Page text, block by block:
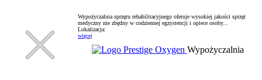
Wypożyczalnia sprzętu rehabilitacyjnego oferuje wysokiej jakości sprzęt
medyczny nie zbędny w codziennej egzystencji i opiece osoby...
Lokalizacja:
więcej
Wypożyczalnia